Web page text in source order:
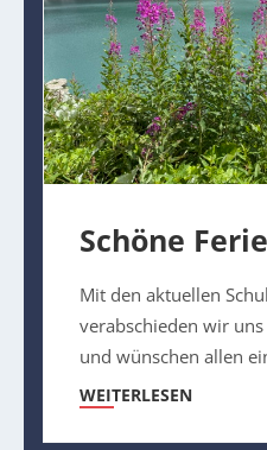
Schöne
Mit den aktuellen
verabschieden wir
und wünschen allen
WEITERLESEN